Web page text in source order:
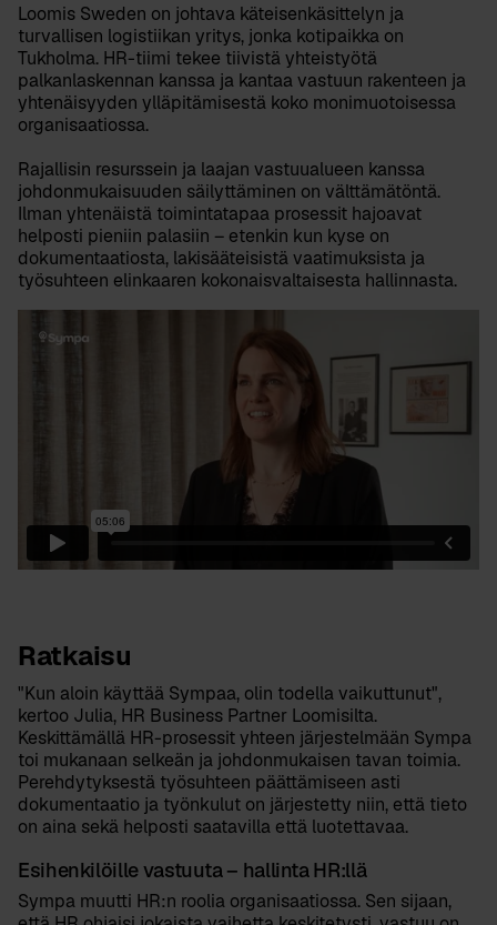
Loomis Sweden on johtava käteisenkäsittelyn ja
turvallisen logistiikan yritys, jonka kotipaikka on
Tukholma. HR-tiimi tekee tiivistä yhteistyötä
palkanlaskennan kanssa ja kantaa vastuun rakenteen ja
yhtenäisyyden ylläpitämisestä koko monimuotoisessa
organisaatiossa.
Rajallisin resurssein ja laajan vastuualueen kanssa
johdonmukaisuuden säilyttäminen on välttämätöntä.
Ilman yhtenäistä toimintatapaa prosessit hajoavat
helposti pieniin palasiin – etenkin kun kyse on
dokumentaatiosta, lakisääteisistä vaatimuksista ja
työsuhteen elinkaaren kokonaisvaltaisesta hallinnasta.
Ratkaisu
"Kun aloin käyttää Sympaa, olin todella vaikuttunut",
kertoo Julia, HR Business Partner Loomisilta.
Keskittämällä HR-prosessit yhteen järjestelmään Sympa
toi mukanaan selkeän ja johdonmukaisen tavan toimia.
Perehdytyksestä työsuhteen päättämiseen asti
dokumentaatio ja työnkulut on järjestetty niin, että tieto
on aina sekä helposti saatavilla että luotettavaa.
Esihenkilöille vastuuta – hallinta HR:llä
Sympa muutti HR:n roolia organisaatiossa. Sen sijaan,